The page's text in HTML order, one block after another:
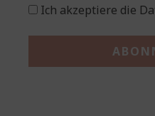
Ich akzeptiere die